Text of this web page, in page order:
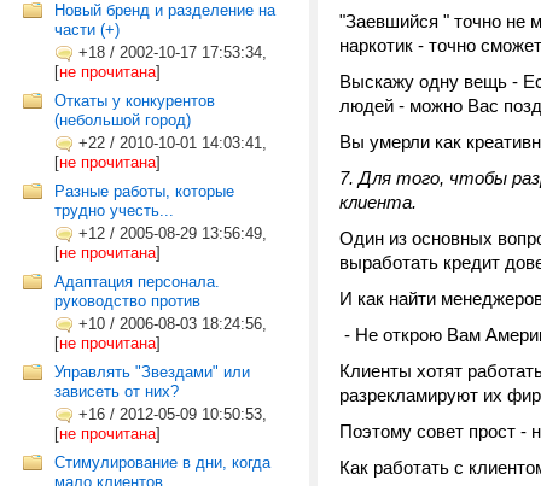
Новый бренд и разделение на
части (+)
+18 / 2002-10-17 17:53:34,
[не прочитана]
Откаты у конкурентов
(небольшой город)
+22 / 2010-10-01 14:03:41,
[не прочитана]
Разные работы, которые
трудно учесть...
+12 / 2005-08-29 13:56:49,
[не прочитана]
Адаптация персонала.
руководство против
+10 / 2006-08-03 18:24:56,
[не прочитана]
Управлять "Звездами" или
зависеть от них?
+16 / 2012-05-09 10:50:53,
[не прочитана]
Стимулирование в дни, когда
мало клиентов
"Заевшийся " точно не
наркотик - точно
Выскажу одну вещь -
людей - можно Вас
Вы умерли как
7. Для того, чтобы
клиента.
Один из основных
выработать кредит
И как найти
- Не открою Вам
Клиенты хотят
разрекламируют их
Поэтому совет прост -
Как работать с